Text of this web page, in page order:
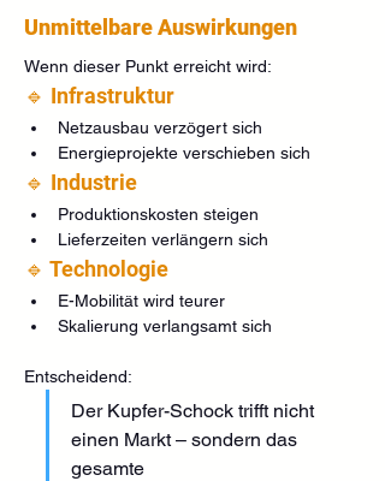
Unmittelbare Auswirkungen
Wenn dieser Punkt erreicht wird:
🔹 Infrastruktur
Netzausbau verzögert sich
Energieprojekte verschieben sich
🔹 Industrie
Produktionskosten steigen
Lieferzeiten verlängern sich
🔹 Technologie
E-Mobilität wird teurer
Skalierung verlangsamt sich
Entscheidend:
Der Kupfer-Schock trifft nicht
einen Markt – sondern das
gesamte